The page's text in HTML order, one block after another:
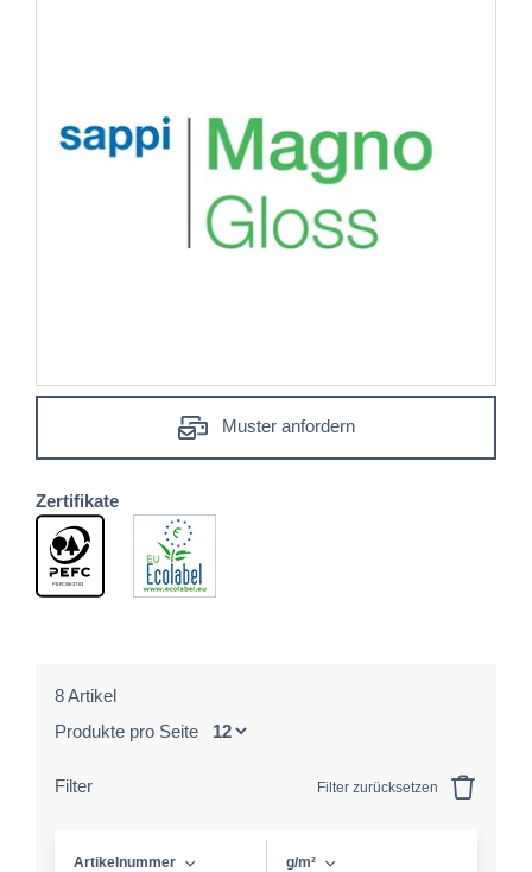
Muster anfordern
Zertifikate
8 Artikel
Produkte pro Seite
Filter Filter zurücksetzen
Artikelnummer g/m²